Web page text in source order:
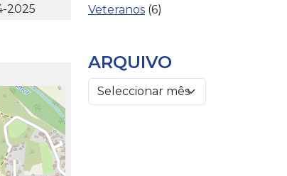
2025
Veteranos (6)
ARQUIVO